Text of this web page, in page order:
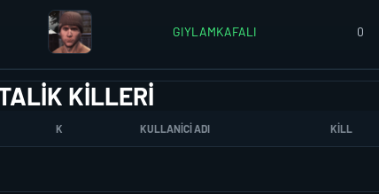
GIYLAMKAFALI 0
KILLERI
K KULLANICI ADI KILL